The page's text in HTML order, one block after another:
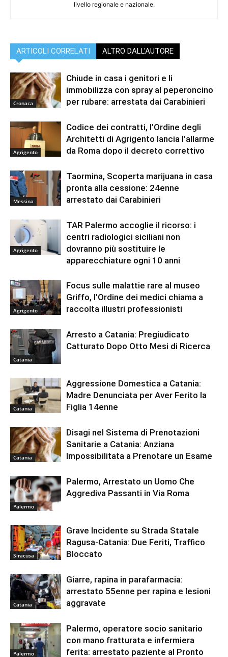
livello regionale e nazionale.
ARTICOLI CORRELATI ALTRO DALL'AUTORE
Cronaca
Chiude in casa i genitori e li
immobilizza con spray al peperoncino
per rubare: arrestata dai Carabinieri
Agrigento
Codice dei contratti, l’Ordine degli
Architetti di Agrigento lancia l’allarme
da Roma dopo il decreto correttivo
Messina
Taormina, Scoperta marijuana in casa
pronta alla cessione: 24enne
arrestato dai Carabinieri
Agrigento
TAR Palermo accoglie il ricorso: i
centri radiologici siciliani non
dovranno più sostituire le
apparecchiature ogni 10 anni
Agrigento
Focus sulle malattie rare al museo
Griffo, l’Ordine dei medici chiama a
raccolta illustri professionisti
Catania
Arresto a Catania: Pregiudicato
Catturato Dopo Otto Mesi di Ricerca
Catania
Aggressione Domestica a Catania:
Madre Denunciata per Aver Ferito la
Figlia 14enne
Catania
Disagi nel Sistema di Prenotazioni
Sanitarie a Catania: Anziana
Impossibilitata a Prenotare un Esame
Palermo
Palermo, Arrestato un Uomo Che
Aggrediva Passanti in Via Roma
Siracusa
Grave Incidente su Strada Statale
Ragusa-Catania: Due Feriti, Traffico
Bloccato
Catania
Giarre, rapina in parafarmacia:
arrestato 55enne per rapina e lesioni
aggravate
Palermo
Palermo, operatore socio sanitario
con mano fratturata e infermiera
ferita: arrestato paziente al Pronto